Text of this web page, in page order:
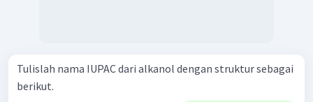
Tulislah nama IUPAC dari alkanol dengan struktur sebagai
berikut.